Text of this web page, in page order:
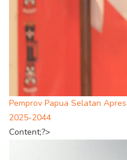
Pemprov Papua Selatan
2025-2044
Content;?>